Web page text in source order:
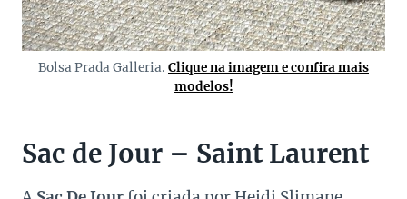
Bolsa Prada Galleria. Clique na imagem e confira mais
modelos!
Sac de Jour – Saint Laurent